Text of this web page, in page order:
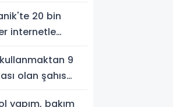
20 bin
internetle
9
olan şahıs
yapım, bakım